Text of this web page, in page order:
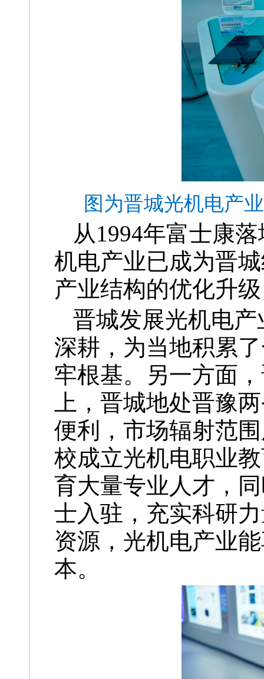
图为晋城光机电产
从1994年富士康
机电产业已成为晋
产业结构的优化升
晋城发展光机电
深耕，为当地积累
牢根基。另一方面
上，晋城地处晋豫
便利，市场辐射范
校成立光机电职业
育大量专业人才，
士入驻，充实科研
资源，光机电产业
本。